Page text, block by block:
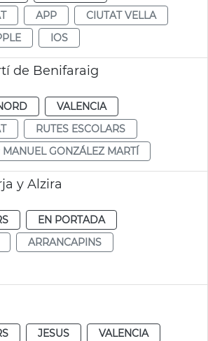
APP
CIUTAT VELLA
IOS
de Benifaraig
VALENCIA
RUTES ESCOLARS
MANUEL GONZÁLEZ MARTÍ
y Alzira
EN PORTADA
ARRANCAPINS
JESUS
VALENCIA